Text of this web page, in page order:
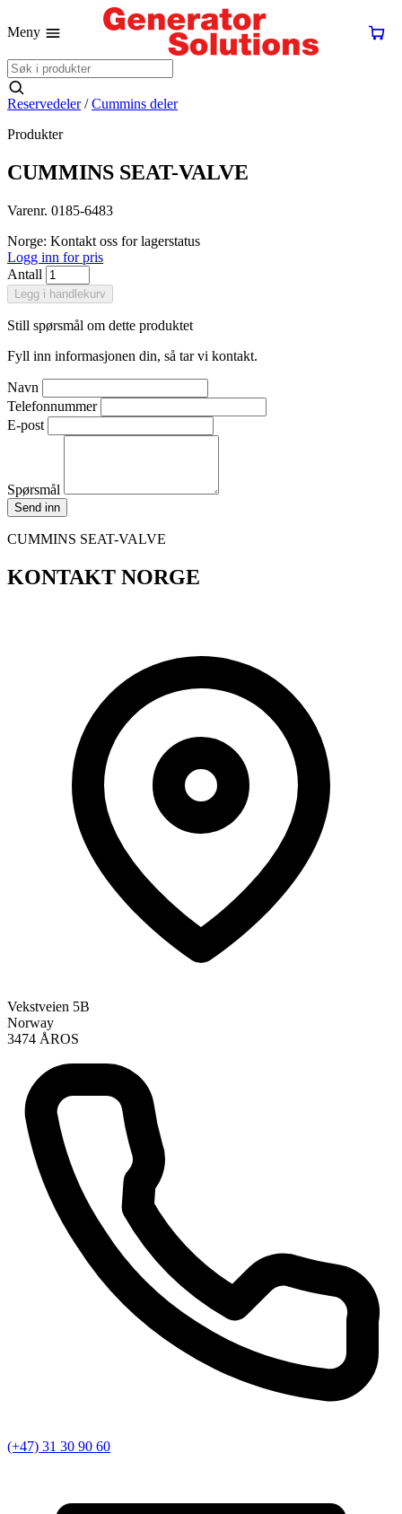
Meny
Reservedeler / Cummins deler
Produkter
CUMMINS SEAT-VALVE
Varenr. 0185-6483
Norge: Kontakt oss for lagerstatus
Logg inn for pris
Antall
Legg i handlekurv
Still spørsmål om dette produktet
Fyll inn informasjonen din, så tar vi kontakt.
Navn
Telefonnummer
E-post
Spørsmål
Send inn
CUMMINS SEAT-VALVE
KONTAKT NORGE
Vekstveien 5B
Norway
3474 ÅROS
(+47) 31 30 90 60